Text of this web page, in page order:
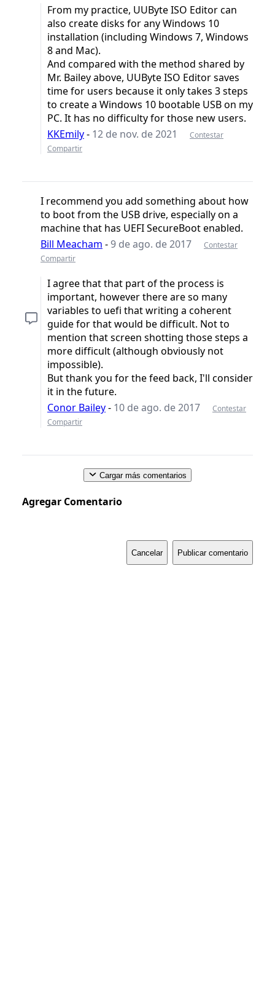
From my practice, UUByte ISO Editor can
also create disks for any Windows 10
installation (including Windows 7, Windows
8 and Mac).
And compared with the method shared by
Mr. Bailey above, UUByte ISO Editor saves
time for users because it only takes 3 steps
to create a Windows 10 bootable USB on my
PC. It has no difficulty for those new users.
KKEmily- 12 de nov. de 2021
Contestar
Compartir
I recommend you add something about how
to boot from the USB drive, especially on a
machine that has UEFI SecureBoot enabled.
Bill Meacham -9 de ago. de 2017
Contestar
Compartir
I agree that that part of the process is
important, however there are so many
variables to uefi that writing a coherent
guide for that would be difficult. Not to
mention that screen shotting those steps a
more difficult (although obviously not
impossible).
But thank you for the feed back, I'll consider
it in the future.
Conor Bailey- 10 de ago. de 2017
Contestar
Compartir
Cargar más comentarios
Agregar Comentario
Cancelar Publicar comentario